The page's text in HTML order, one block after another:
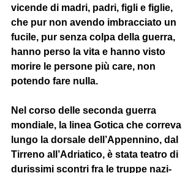
vicende di madri, padri, figli e figlie,
che pur non avendo imbracciato un
fucile, pur senza colpa della guerra,
hanno perso la vita e hanno visto
morire le persone più care, non
potendo fare nulla.
Nel corso delle seconda guerra
mondiale, la linea Gotica che correva
lungo la dorsale dell’Appennino, dal
Tirreno all’Adriatico, è stata teatro di
durissimi scontri fra le truppe nazi-